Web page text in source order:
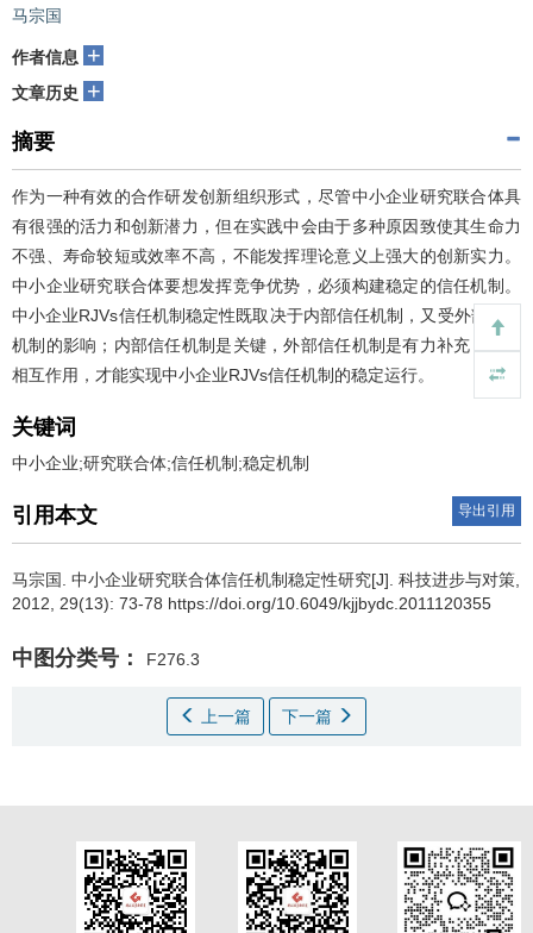
马宗国
作者信息 +
文章历史 +
摘要
作为一种有效的合作研发创新组织形式，尽管中小企业研究联合体具
有很强的活力和创新潜力，但在实践中会由于多种原因致使其生命力
不强、寿命较短或效率不高，不能发挥理论意义上强大的创新实力。
中小企业研究联合体要想发挥竞争优势，必须构建稳定的信任机制。
中小企业RJVs信任机制稳定性既取决于内部信任机制，又受外部信任
机制的影响；内部信任机制是关键，外部信任机制是有力补充；二者
相互作用，才能实现中小企业RJVs信任机制的稳定运行。
关键词
中小企业;研究联合体;信任机制;稳定机制
引用本文 导出引用
马宗国
中小企业研究联合体信任机制稳定性研究[J]. 科技进步与对策,
2012, 29(13): 73-78 https://doi.org/10.6049/kjjbydc.2011120355
中图分类号： F276.3
上一篇 下一篇